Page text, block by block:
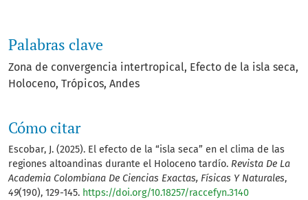
Palabras clave
Zona de convergencia intertropical Efecto de la isla seca
Holoceno Trópicos Andes
Cómo citar
Escobar, J. (2025). El efecto de la “isla seca” en el clima de las
regiones altoandinas durante el Holoceno tardío. Revista De La
Academia Colombiana De Ciencias Exactas, Físicas Y Naturales,
49(190), 129-145. https://doi.org/10.18257/raccefyn.3140